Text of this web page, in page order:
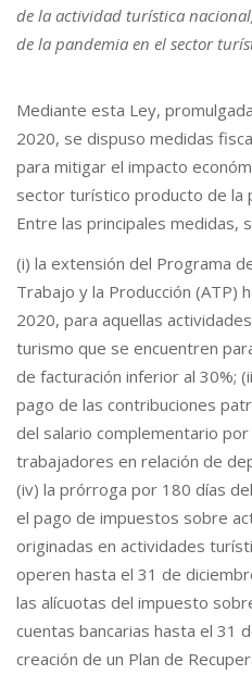
de la actividad turística
de la pandemia en el sector
Mediante esta Ley,
2020, se dispuso medidas
para mitigar el impacto
sector turístico producto de la
Entre las principales medidas,
(i) la extensión del Programa
Trabajo y la Producción (ATP)
2020, para aquellas
turismo que se encuentren
de facturación inferior al 30%;
pago de las contribuciones
del salario complementario
trabajadores en relación de
(iv) la prórroga por 180 días
el pago de impuestos sobre
originadas en actividades
operen hasta el 31 de
las alícuotas del impuesto
cuentas bancarias hasta el 31
creación de un Plan de